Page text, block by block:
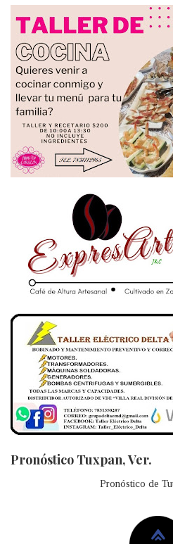
Pronóstico Tuxpan, Ver.
Pronóstico de